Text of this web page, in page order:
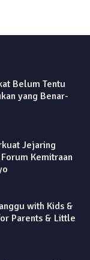
Belum Tentu
yang Benar-
Jejaring
Kemitraan
with Kids &
Parents & Little